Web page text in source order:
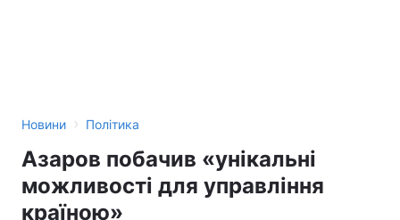
Новини › Політика
Азаров побачив «унікальні
можливості для управління
країною»